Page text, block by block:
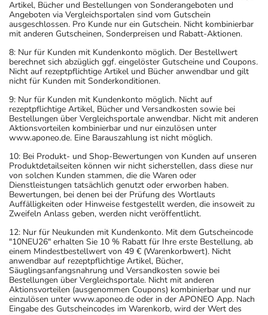
Artikel, Bücher und Bestellungen von Sonderangeboten und
Angeboten via Vergleichsportalen sind vom Gutschein
ausgeschlossen. Pro Kunde nur ein Gutschein. Nicht kombinierbar
mit anderen Gutscheinen, Sonderpreisen und Rabatt-Aktionen.
8: Nur für Kunden mit Kundenkonto möglich. Der Bestellwert
berechnet sich abzüglich ggf. eingelöster Gutscheine und Coupons.
Nicht auf rezeptpflichtige Artikel und Bücher anwendbar und gilt
nicht für Kunden mit Sonderkonditionen.
9: Nur für Kunden mit Kundenkonto möglich. Nicht auf
rezeptpflichtige Artikel, Bücher und Versandkosten sowie bei
Bestellungen über Vergleichsportale anwendbar. Nicht mit anderen
Aktionsvorteilen kombinierbar und nur einzulösen unter
www.aponeo.de. Eine Barauszahlung ist nicht möglich.
10: Bei Produkt- und Shop-Bewertungen von Kunden auf unseren
Produktdetailseiten können wir nicht sicherstellen, dass diese nur
von solchen Kunden stammen, die die Waren oder
Dienstleistungen tatsächlich genutzt oder erworben haben.
Bewertungen, bei denen bei der Prüfung des Wortlauts
Auffälligkeiten oder Hinweise festgestellt werden, die insoweit zu
Zweifeln Anlass geben, werden nicht veröffentlicht.
12: Nur für Neukunden mit Kundenkonto. Mit dem Gutscheincode
"10NEU26" erhalten Sie 10 % Rabatt für Ihre erste Bestellung, ab
einem Mindestbestellwert von 49 € (Warenkorbwert). Nicht
anwendbar auf rezeptpflichtige Artikel, Bücher,
Säuglingsanfangsnahrung und Versandkosten sowie bei
Bestellungen über Vergleichsportale. Nicht mit anderen
Aktionsvorteilen (ausgenommen Coupons) kombinierbar und nur
einzulösen unter www.aponeo.de oder in der APONEO App. Nach
Eingabe des Gutscheincodes im Warenkorb, wird der Wert des